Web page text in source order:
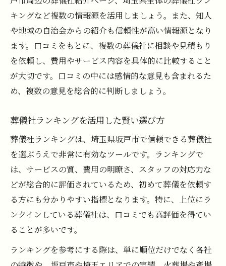
キングなど複数の情報源を活用しましょう。また、知人
や地域の自治会からの紹介も信頼性が高い情報源となり
ます。口コミをもとに、複数の葬儀社に相談や見積もり
を依頼し、費用やサービス内容を具体的に比較すること
が大切です。口コミの中には感情的な意見も含まれるた
め、複数の意見を総合的に判断しましょう。
葬儀社ランキングを活用した賢い選び方
葬儀社ランキングは、埼玉県坂戸市で信頼できる葬儀社
を選ぶうえで非常に有効なツールです。ランキングで
は、サービスの質、費用の明瞭さ、スタッフの対応力な
どが総合的に評価されているため、初めて葬儀を依頼す
る方にも分かりやすい指標となります。特に、上位にラ
ンクインしている葬儀社は、口コミでも高評価を得てい
ることが多いです。
ランキングを参考にする際は、単に順位だけでなく各社